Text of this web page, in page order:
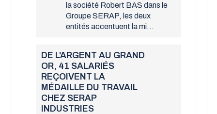
la société Robert BAS dans le
Groupe SERAP, les deux
entités accentuent la mi...
DE L'ARGENT AU GRAND
OR, 41 SALARIÉS
REÇOIVENT LA
MÉDAILLE DU TRAVAIL
CHEZ SERAP
INDUSTRIES